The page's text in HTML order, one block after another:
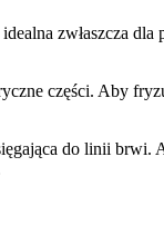
zwłaszcza dla
części. Aby
do linii brwi.